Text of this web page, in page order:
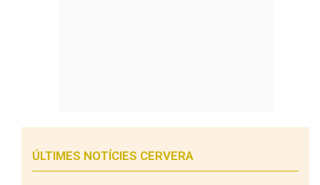
ÚLTIMES NOTÍCIES CERVERA